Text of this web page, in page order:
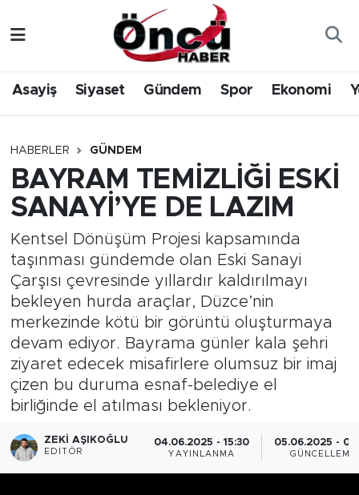
Asayiş Siyaset Gündem Spor Ekonomi
HABERLER GÜNDEM
BAYRAM TEMİZLİĞİ ESKİ
SANAYİ’YE DE LAZIM
Kentsel Dönüşüm Projesi kapsamında
taşınması gündemde olan Eski Sanayi
Çarşısı çevresinde yıllardır kaldırılmayı
bekleyen hurda araçlar, Düzce’nin
merkezinde kötü bir görüntü oluşturmaya
devam ediyor. Bayrama günler kala şehri
ziyaret edecek misafirlere olumsuz bir imaj
çizen bu duruma esnaf-belediye el
birliğinde el atılması bekleniyor.
ZEKI AŞIKOĞLU
EDITÖR
04.06.2025 - 15:30
YAYINLANMA
05.06.2025 -
GÜNCELLEME
Gündem
Sağlık & Çevre
Spor
Yerel Haber
Öncü Radyo Dinle
Öncü TV İzle
Düzce Nöbetçi Eczaneler
Düzce Hava Durumu
Düzce Namaz Vakitleri
Düzce Trafik Yoğunluk Haritası
Tüm Manşetler
Son Dakika Haberleri
Haber Arşivi